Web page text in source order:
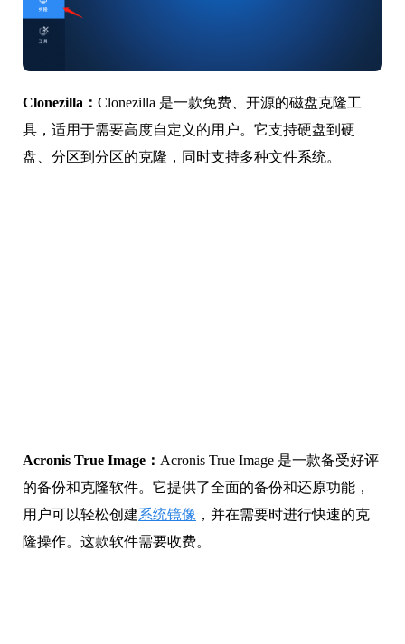
Clonezilla： Clonezilla 是一款免费、开源的磁盘克隆工
具，适用于需要高度自定义的用户。它支持硬盘到硬
盘、分区到分区的克隆，同时支持多种文件系统。
Acronis True Image： Acronis True Image 是一款备受好评
的备份和克隆软件。它提供了全面的备份和还原功能，
用户可以轻松创建系统镜像 ，并在需要时进行快速的克
隆操作。这款软件需要收费。